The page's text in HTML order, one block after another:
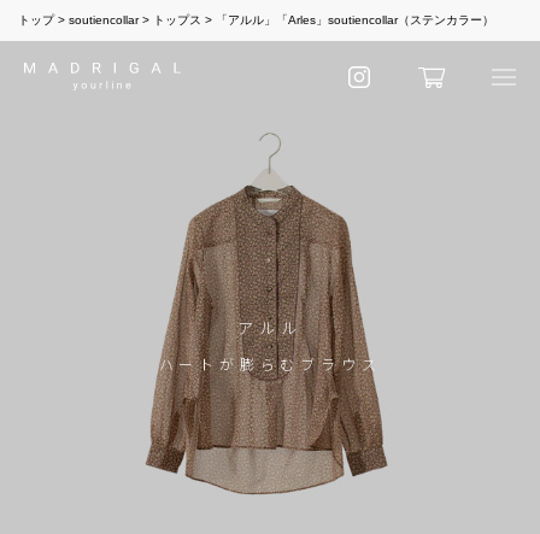
トップ soutiencollar トップス 「アルル」「Arles」soutiencollar（ステンカラー）
アルル
ハートが膨らむブラウス